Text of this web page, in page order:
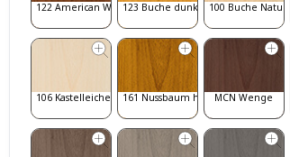
122 American Walnut123 Buche dunkel 100 Buche Natur
106 Kastelleiche 161 Nussbaum hell MCN Wenge